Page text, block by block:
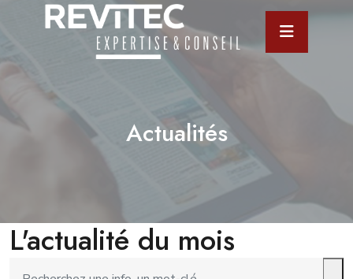
Actualités
L'actualité du mois